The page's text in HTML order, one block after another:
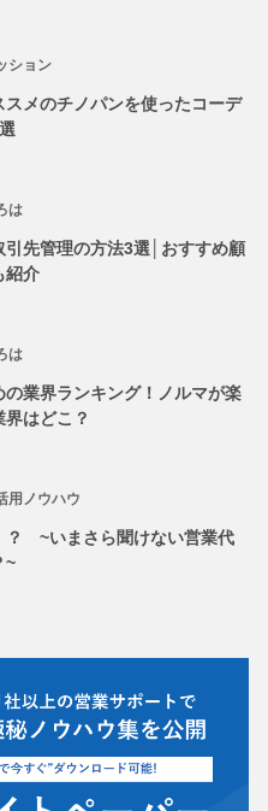
ション
スメのチノパンを使ったコーデ
は
引先管理の方法3選│おすすめ顧
紹介
は
の業界ランキング！ノルマが楽
はどこ？
用ノウハウ
？ ~いまさら聞けない営業代
~